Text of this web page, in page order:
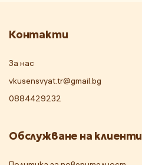
Контакти
За нас
vkusensvyat.tr@gmail.bg
0884429232
Обслужване на клиенти